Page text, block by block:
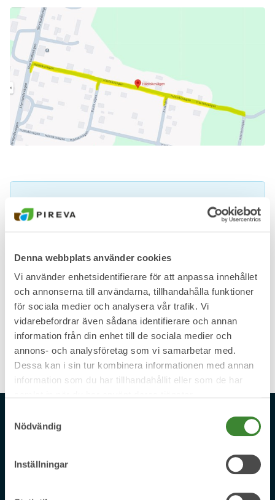
Denna webbplats använder cookies
Vi använder enhetsidentifierare för att anpassa innehållet
och annonserna till användarna, tillhandahålla funktioner
för sociala medier och analysera vår trafik. Vi
vidarebefordrar även sådana identifierare och annan
information från din enhet till de sociala medier och
annons- och analysföretag som vi samarbetar med.
Dessa kan i sin tur kombinera informationen med annan
information som du har tillhandahållit eller som de har
Nödvändig
Inställningar
Driftinformation
Läs mer om pågående driftstörningar på vår sida med
driftinfo.
Anmäl SMS-uppdateringar om din
vattenleverans
Under arbetets gång kan det förekomma tillfälliga
störningar, som exempelvis avstängt vatten eller spolning
av ledningar.